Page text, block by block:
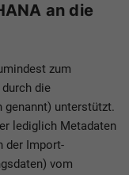
an die
zum
die
genannt) unterstützt.
lediglich Metadaten
der Import-
vom